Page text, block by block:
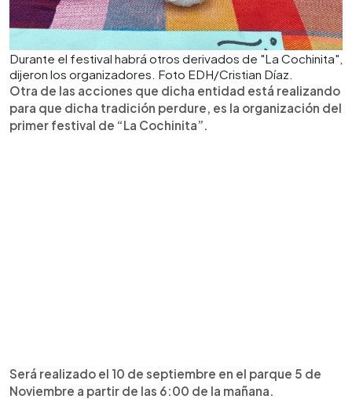
Durante el festival habrá otros derivados de "La Cochinita",
dijeron los organizadores. Foto EDH/Cristian Díaz.
Otra de las acciones que dicha entidad está realizando
para que dicha tradición perdure, es la organización del
primer festival de “La Cochinita”.
Será realizado el 10 de septiembre en el parque 5 de
Noviembre a partir de las 6:00 de la mañana.